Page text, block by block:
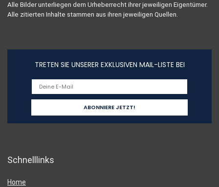
Alle Bilder unterliegen dem Urheberrecht ihrer jeweiligen Eigentümer.
Alle zitierten Inhalte stammen aus ihren jeweiligen Quellen.
TRETEN SIE UNSERER EXKLUSIVEN MAIL-LISTE BEI
Schnelllinks
Home